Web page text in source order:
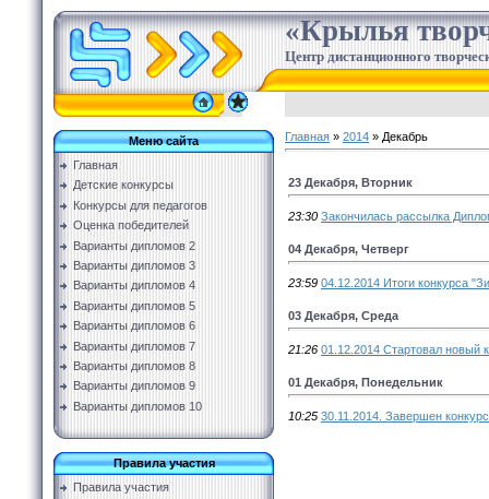
«Крылья
Центр дистанционного
Меню сайта
Главная
Детские конкурсы
Конкурсы для педагогов
Оценка победителей
Варианты дипломов 2
Варианты дипломов 3
Варианты дипломов 4
Варианты дипломов 5
Варианты дипломов 6
Варианты дипломов 7
Варианты дипломов 8
Варианты дипломов 9
Варианты дипломов 10
Правила участия
Правила участия
Главная » 2014 » Декабрь
23 Декабря, Вторник
23:30 Закончилась рассылка
04 Декабря, Четверг
23:59 04.12.2014 Итоги конкурса
03 Декабря, Среда
21:26 01.12.2014 Стартовал новый
01 Декабря, Понедельник
10:25 30.11.2014. Завершен